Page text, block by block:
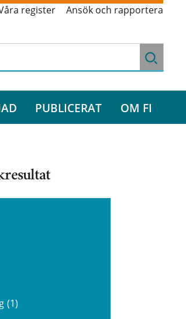
register Ansök och rapportera
PUBLICERAT OM FI
(1)